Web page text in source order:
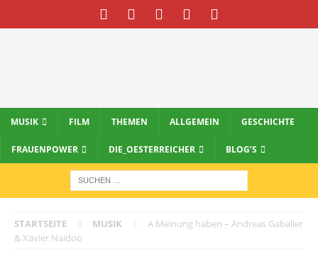
MUSIK FILM THEMEN ALLGEMEIN GESCHICHTE
FRAUENPOWER DIE_OESTERREICHER BLOG’S
STARTSEITE MUSIK
A Meinung haben – Andreas Gabalier
& Xavier Naidoo